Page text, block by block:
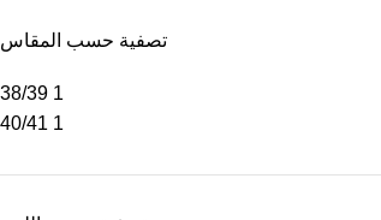
تصفية حسب المقاس
38/39 1
40/41 1